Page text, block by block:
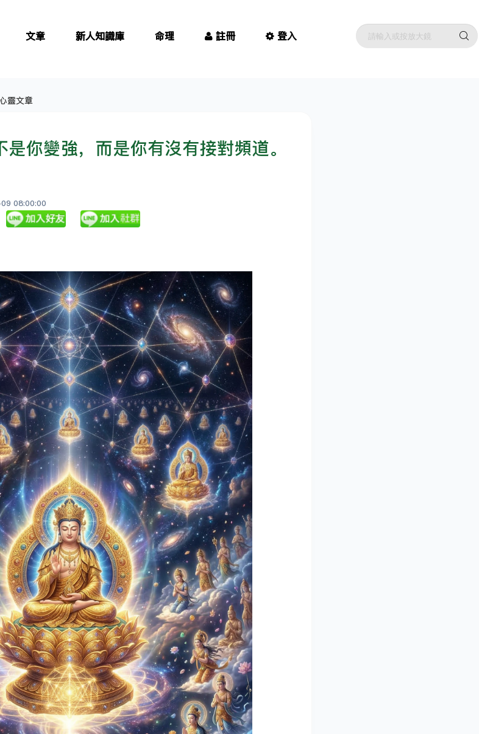
文章 新人知識庫 命理 註冊 登入
靈文章
你變強，而是你有沒有接對頻道。
08:00:00